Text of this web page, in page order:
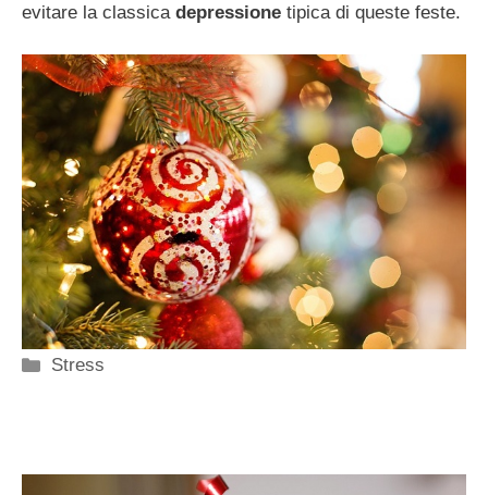
evitare la classica depressione tipica di queste feste.
Categorie
Stress